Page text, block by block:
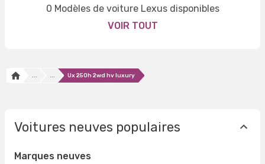
0 Modèles de voiture Lexus disponibles
VOIR TOUT
... ... Ux 250h 2wd hv luxury
Voitures neuves populaires
Marques neuves